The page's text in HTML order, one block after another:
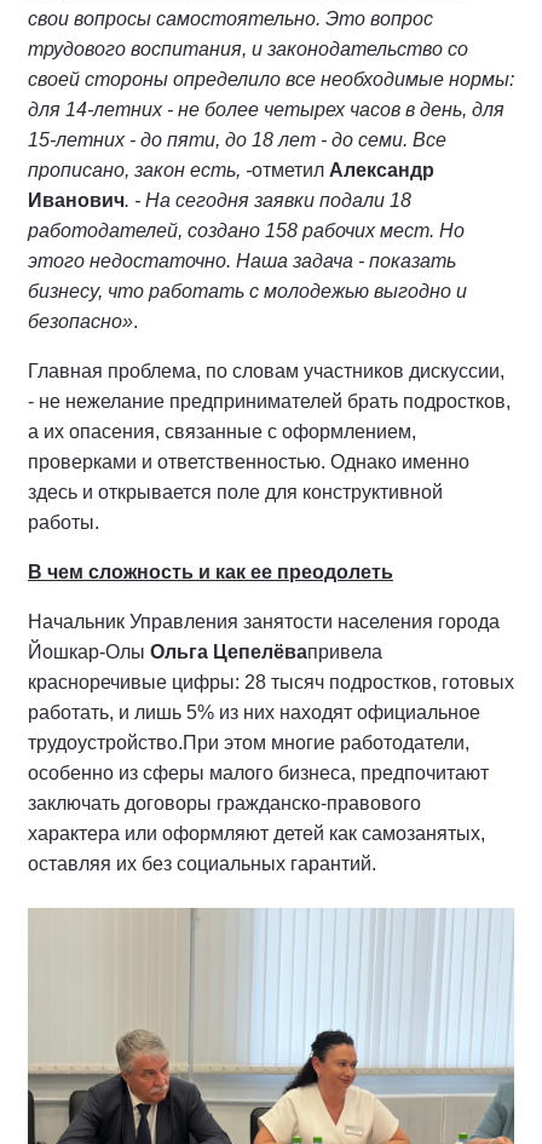
свои вопросы самостоятельно. Это вопрос
трудового воспитания, и законодательство со
своей стороны определило все необходимые нормы:
для 14-летних - не более четырех часов в день, для
15-летних - до пяти, до 18 лет - до семи. Все
прописано, закон есть, -отметил Александр
Иванович. - На сегодня заявки подали 18
работодателей, создано 158 рабочих мест. Но
этого недостаточно. Наша задача - показать
бизнесу, что работать с молодежью выгодно и
безопасно».
Главная проблема, по словам участников дискуссии,
- не нежелание предпринимателей брать подростков,
а их опасения, связанные с оформлением,
проверками и ответственностью. Однако именно
здесь и открывается поле для конструктивной
работы.
В чем сложность и как ее преодолеть
Начальник Управления занятости населения города
Йошкар-Олы Ольга Цепелёвапривела
красноречивые цифры: 28 тысяч подростков, готовых
работать, и лишь 5% из них находят официальное
трудоустройство.При этом многие работодатели,
особенно из сферы малого бизнеса, предпочитают
заключать договоры гражданско-правового
характера или оформляют детей как самозанятых,
оставляя их без социальных гарантий.